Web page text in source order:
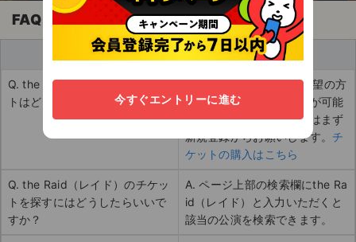
音楽情報
FAQ
買い手
Q. the Raid（レイド）のチケッ
トはどうやって買えますか？
A. チケットの購入をご希望の方
は以下のページから購入が可能
です。ご登録がまだの方はまず
新規登録からお願いします。 チ
ケットの購入はこちら
Q. the Raid（レイド）のチケッ
トを探すにはどうしたらいいで
すか？
A. ページ上部の検索欄にthe Ra
id（レイド）と入力いただくと
該当の公演を検索できます。
今すぐエントリーに進む